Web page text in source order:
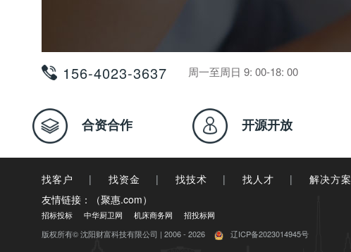
156-4023-3637 周一至周日 9: 00-18: 00
合资合作 开源开放
找客户 | 找资金 | 找技术 | 找人才 | 解决方案
友情链接：（聚惠.com）
招标投标 中华厨卫网 机床商务网
招投标网
版权所有© 沈阳财富科技有限公司 | 2006 - 2026
辽ICP备2023014945号